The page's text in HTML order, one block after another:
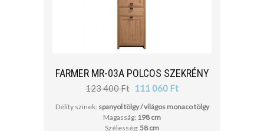
FARMER MR-03A POLCOS SZEKRÉNY
123 400 Ft 111 060 Ft
Délity színek: spanyol tölgy / világos monaco tölgy
Magasság: 198 cm
Szélesség: 58 cm